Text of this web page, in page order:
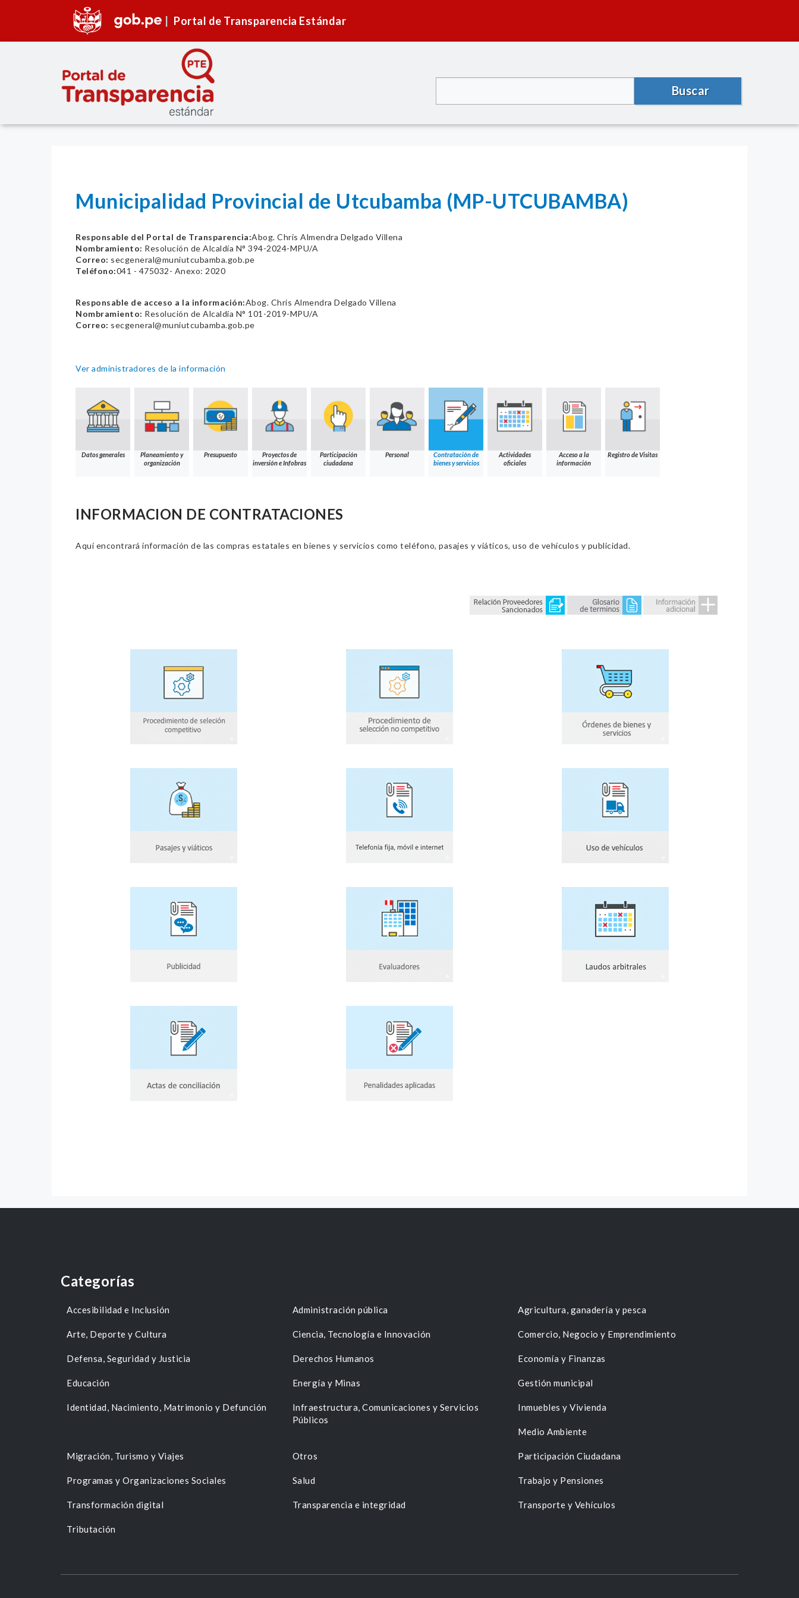
Portal de Transparencia Estándar
Buscar
Municipalidad Provincial de Utcubamba (MP-UTCUBAMBA)
Responsable del Portal de Transparencia:Abog. Chris Almendra Delgado Villena
Nombramiento: Resolución de Alcaldía N° 394-2024-MPU/A
Correo: secgeneral@muniutcubamba.gob.pe
Teléfono:041 - 475032- Anexo: 2020
Responsable de acceso a la información:Abog. Chris Almendra Delgado Villena
Nombramiento: Resolución de Alcaldía N° 101-2019-MPU/A
Correo: secgeneral@muniutcubamba.gob.pe
Ver administradores de la información
Datos generales
Planeamiento y
organización
Presupuesto
Proyectos de
inversión e Infobras
Participación
ciudadana
Personal
Contratación de
bienes y servicios
Actividades
oficiales
Acceso a la
información
Registro de Visitas
INFORMACION DE CONTRATACIONES
Aquí encontrará información de las compras estatales en bienes y servicios como teléfono, pasajes y viáticos, uso de vehículos y publicidad.
Categorías
Accesibilidad e Inclusión Administración pública Agricultura, ganadería y pesca
Arte, Deporte y Cultura Ciencia, Tecnología e Innovación Comercio, Negocio y Emprendimiento
Defensa, Seguridad y Justicia Derechos Humanos Economía y Finanzas
Educación Energía y Minas Gestión municipal
Identidad, Nacimiento, Matrimonio y Defunción
Infraestructura, Comunicaciones y Servicios
Públicos
Inmuebles y Vivienda
Medio Ambiente
Migración, Turismo y Viajes Otros Participación Ciudadana
Programas y Organizaciones Sociales Salud Trabajo y Pensiones
Transformación digital Transparencia e integridad Transporte y Vehículos
Tributación